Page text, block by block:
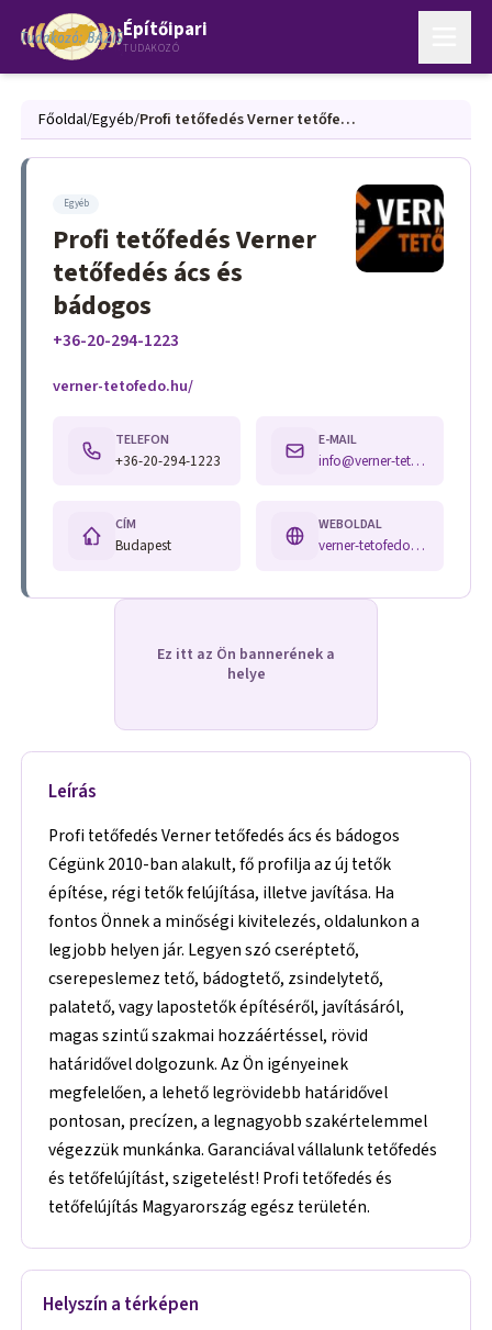
Építőipari
TUDAKOZÓ
Főoldal/Egyéb/ Profi tetőfedés Verner tetőfedés ács és bádogos
Egyéb
Profi tetőfedés Verner
tetőfedés ács és
bádogos
+36-20-294-1223
verner-tetofedo.hu/
TELEFON
+36-20-294-1223
E-MAIL
info@verner-tetofedo.hu
CÍM
Budapest
WEBOLDAL
verner-tetofedo.hu/
Ez itt az Ön bannerének a
helye
Leírás
Profi tetőfedés Verner tetőfedés ács és bádogos
Cégünk 2010-ban alakult, fő profilja az új tetők
építése, régi tetők felújítása, illetve javítása. Ha
fontos Önnek a minőségi kivitelezés, oldalunkon a
legjobb helyen jár. Legyen szó cseréptető,
cserepeslemez tető, bádogtető, zsindelytető,
palatető, vagy lapostetők építéséről, javításáról,
magas szintű szakmai hozzáértéssel, rövid
határidővel dolgozunk. Az Ön igényeinek
megfelelően, a lehető legrövidebb határidővel
pontosan, precízen, a legnagyobb szakértelemmel
végezzük munkánka. Garanciával vállalunk tetőfedés
és tetőfelújítást, szigetelést! Profi tetőfedés és
tetőfelújítás Magyarország egész területén.
Helyszín a térképen